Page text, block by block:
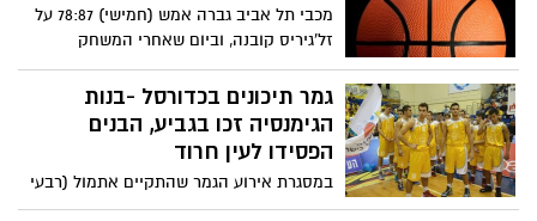
מכבי תל אביב גברה אמש (חמישי) 78:87 על
זל'גיריס קובנה, וביום שאחרי המשחק
הקבוצה נפרדת מהסנטר הצעיר, ג׳ייק כהן,
שהגיע להסכמות על העברתו בהשאלה למכבי
ראשל״צ, כאשר הצהובים ישלמו 30 אחוז
האחוזים.
גמר תיכונים בכדורסל -בנות
הגימנסיה זכו בגביע, הבנים
הפסידו לעין חרוד
במסגרת אירוע הגמר שהתקיים אתמול (רבעי
15/1/14) בבית מכבי התקיימו שני משחקי הגמר